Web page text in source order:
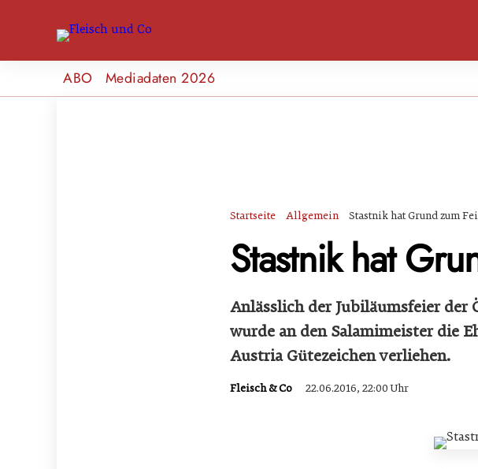
ABO Mediadaten 2026
Startseite Allgemein Stastnik hat Grund zum
Stastnik hat
Anlässlich der Jubiläumsfeier der
wurde an den Salamimeister die
Austria Gütezeichen verliehen.
Fleisch & Co 22.06.2016, 22:00 Uhr